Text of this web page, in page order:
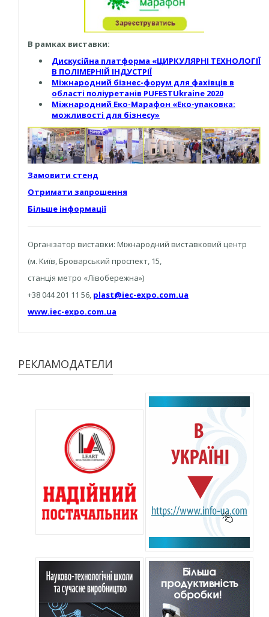
В рамках виставки:
Дискусійна платформа «ЦИРКУЛЯРНІ ТЕХНОЛОГІЇ
В ПОЛІМЕРНІЙ ІНДУСТРІЇ
Міжнародний бізнес-форум для фахівців в
області поліуретанів PUFESTUkraine 2020
Міжнародний Еко-Марафон «Еко-упаковка:
можливості для бізнесу»
Замовити стенд
Отримати запрошення
Більше інформації
Організатор виставки: Міжнародний виставковий центр
(м. Київ, Броварський проспект, 15,
станція метро «Лівобережна»)
+38 044 201 11 56, plast@iec-expo.com.ua
www.iec-expo.com.ua
РЕКЛАМОДАТЕЛИ